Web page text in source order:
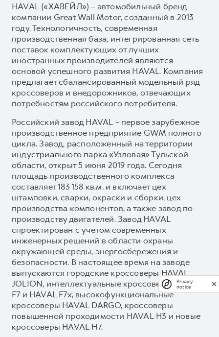
HAVAL («ХАВЕЙЛ») – автомобильный бренд
компании Great Wall Motor, созданный в 2013
году. Технологичность, современная
производственная база, интегрированная сеть
поставок комплектующих от лучших
иностранных производителей являются
основой успешного развития HAVAL. Компания
предлагает сбалансированный модельный ряд
кроссоверов и внедорожников, отвечающих
потребностям российского потребителя.
Российский завод HAVAL – первое зарубежное
производственное предприятие GWM полного
цикла. Завод, расположенный на территории
индустриального парка «Узловая» Тульской
области, открыт 5 июня 2019 года. Сегодня
площадь производственного комплекса
составляет 183 158 кв.м. и включает цех
штамповки, сварки, окраски и сборки, цех
производства компонентов, а также завод по
производству двигателей. Завод HAVAL
спроектирован с учетом современных
инженерных решений в области охраны
окружающей среды, энергосбережения и
безопасности. В настоящее время на заводе
выпускаются городские кроссоверы HAVAL
JOLION, интеллектуальные кроссоверы HAVAL
F7 и HAVAL F7x, высокофункциональные
кроссоверы HAVAL DARGO, кроссоверы
повышенной проходимости HAVAL H3 и новые
кроссоверы HAVAL H7.
Privacy
notice